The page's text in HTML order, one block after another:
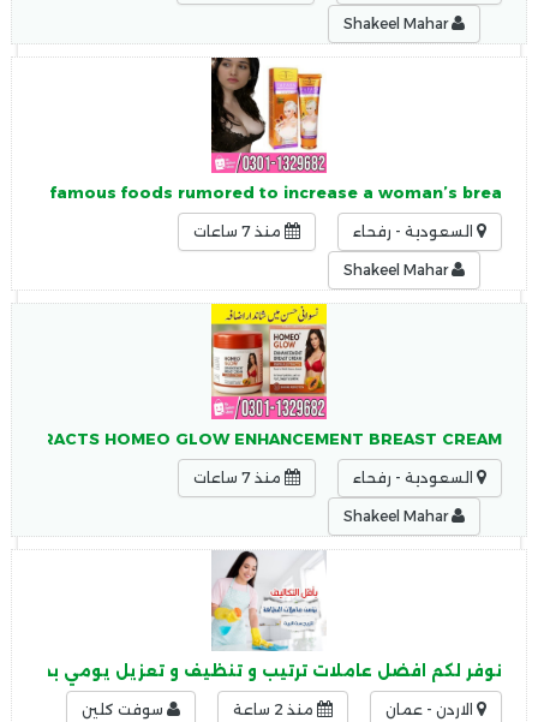
Shakeel Mahar
famous foods rumored to increase a woman’s brea
السعودية - رفحاء منذ 7 ساعات
Shakeel Mahar
HOMEO GLOW ENHANCEMENT BREAST CREAM
السعودية - رفحاء منذ 7 ساعات
Shakeel Mahar
نوفر لكم افضل عاملات ترتيب و تنظيف و تعزيل يومي بخبرة
الاردن - عمان منذ 2 ساعة سوفت كلين